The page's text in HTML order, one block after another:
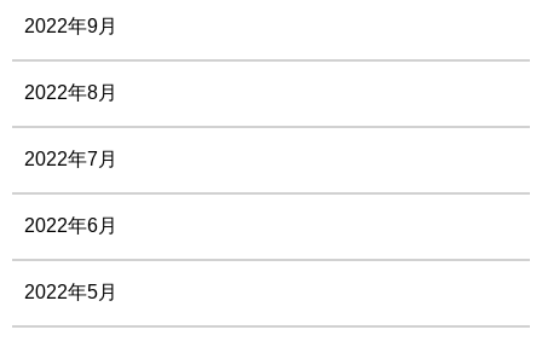
2022年9月
2022年8月
2022年7月
2022年6月
2022年5月